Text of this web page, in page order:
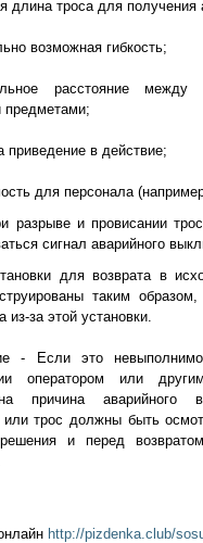
длина троса для получения
возможная гибкость;
расстояние
предметами;
приведение в действие;
для персонала
разрыве и провисании
сигнал аварийного
для возврата в
таким
из-за этой установки.
- Если это
оператором или
причина
или трос должны быть
и перед
http://pizdenka.club/